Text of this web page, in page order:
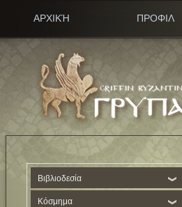
ΑΡΧΙΚΉ ΠΡΟΦΙΛ
Βιβλιοδεσία
Κόσμημα